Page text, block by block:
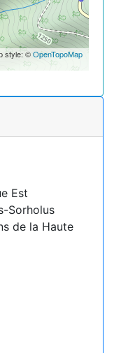
style: ©OpenTopoMap
Est
Sorholus
de la Haute